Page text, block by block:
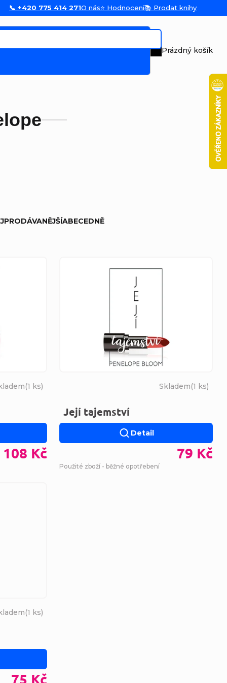
📞 +420 775 414 271O nás⭐ Hodnocení📚 Prodat knihy
Nákupní
Prázdný košík
ABECEDNĚ
(1 ks)
108 Kč
Její tajemství
Skladem(1 ks)
79 Kč
Detail
Použité zboží - běžné opotřebení
(1 ks)
75 Kč